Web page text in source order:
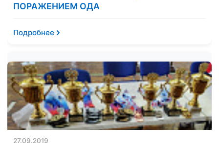
ПОРАЖЕНИЕМ ОДА
Подробнее
27.09.2019